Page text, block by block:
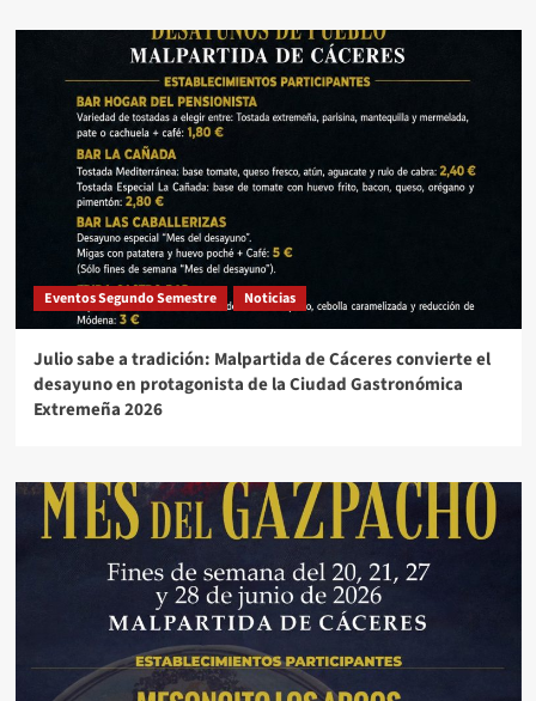
Eventos Segundo Semestre Noticias
Julio sabe a tradición: Malpartida de Cáceres convierte el
desayuno en protagonista de la Ciudad Gastronómica
Extremeña 2026